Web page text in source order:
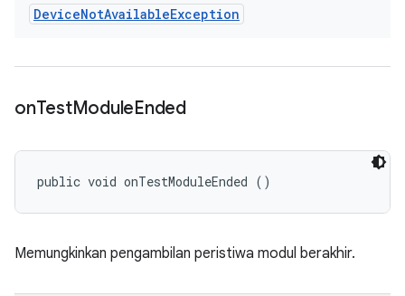
DeviceNotAvailableException
onTestModuleEnded
public void onTestModuleEnded ()
Memungkinkan pengambilan peristiwa modul berakhir.